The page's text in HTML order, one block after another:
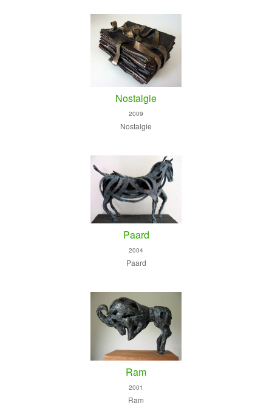
Nostalgie
2009
Nostalgie
Paard
2004
Paard
Ram
2001
Ram